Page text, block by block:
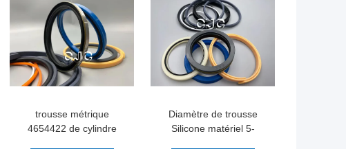
trousse métrique
4654422 de cylindre
Diamètre de trousse
Silicone matériel 5-